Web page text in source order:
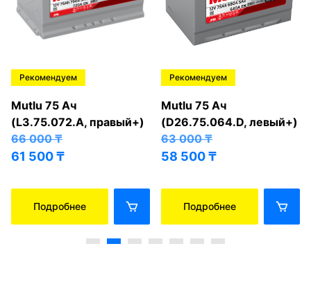
Рекомендуем
Mutlu 75 Ач
(L3.75.072.A, правый+)
66 000₸
61 500₸
Подробнее
Рекомендуем
Mutlu 75 Ач
(D26.75.064.D, левый+)
63 000₸
58 500₸
Подробнее